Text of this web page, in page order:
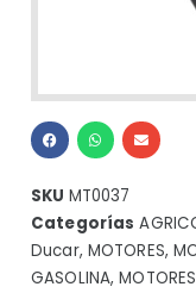
SKU MT0037
Categorías
Ducar, MOTORES,
GASOLINA,